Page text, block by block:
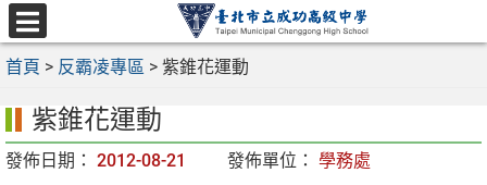
跳
至
主
容
區
選
單
首頁 > 反霸凌專區 > 紫錐花運動
紫錐花運動
發佈日期： 2012-08-21 發佈單位： 學務處